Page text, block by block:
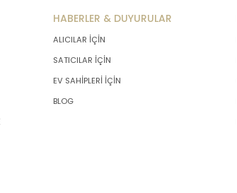
HABERLER & DUYURULAR
ALICILAR İÇİN
SATICILAR İÇİN
EV SAHİPLERİ İÇİN
BLOG